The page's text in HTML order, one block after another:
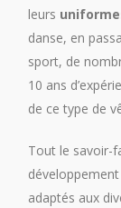
leurs
danse, en
sport, de
10 ans
de ce type de
Tout le savoir-
développement
adaptés aux